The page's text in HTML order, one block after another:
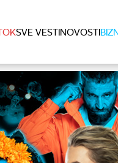
SVE VESTINOVOSTI